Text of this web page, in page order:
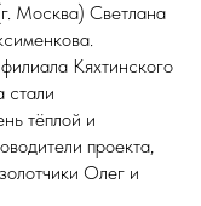
Москва) Светлана
Кяхтинского
стали
тёплой и
проекта,
Олег и